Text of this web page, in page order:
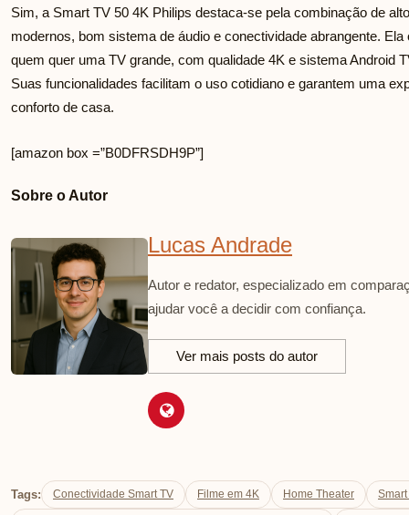
Sim, a Smart TV 50 4K Philips destaca-se pela combinação de
modernos, bom sistema de áudio e conectividade abrangente.
quem quer uma TV grande, com qualidade 4K e sistema Android
Suas funcionalidades facilitam o uso cotidiano e garantem uma
conforto de casa.
[amazon box =”B0DFRSDH9P”]
Sobre o Autor
Lucas Andrade
Autor e redator, especializado em
ajudar você a decidir com confiança.
Ver mais posts do autor
Tags: Conectividade Smart TV Filme em 4K Home Theater